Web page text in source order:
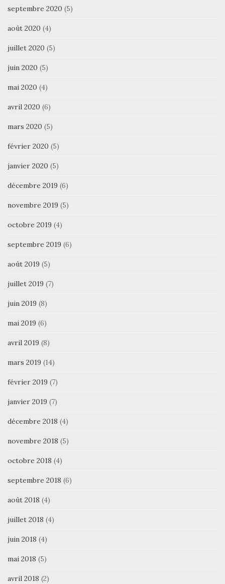
septembre 2020 (5)
août 2020 (4)
juillet 2020 (5)
juin 2020 (5)
mai 2020 (4)
avril 2020 (6)
mars 2020 (5)
février 2020 (5)
janvier 2020 (5)
décembre 2019 (6)
novembre 2019 (5)
octobre 2019 (4)
septembre 2019 (6)
août 2019 (5)
juillet 2019 (7)
juin 2019 (8)
mai 2019 (6)
avril 2019 (8)
mars 2019 (14)
février 2019 (7)
janvier 2019 (7)
décembre 2018 (4)
novembre 2018 (5)
octobre 2018 (4)
septembre 2018 (6)
août 2018 (4)
juillet 2018 (4)
juin 2018 (4)
mai 2018 (5)
avril 2018 (2)